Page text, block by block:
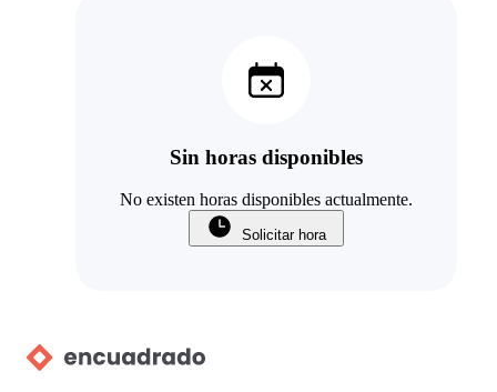
Sin horas disponibles
No existen horas disponibles actualmente.
Solicitar hora